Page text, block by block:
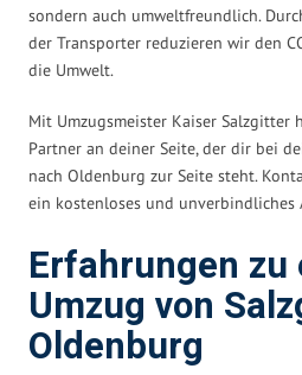
sondern auch umweltfreundlich.
der Transporter reduzieren wir den
die Umwelt.
Mit Umzugsmeister Kaiser Salzgitter
Partner an deiner Seite, der dir bei
nach Oldenburg zur Seite steht.
ein kostenloses und unverbindliches
Erfahrungen zu
Umzug von
Oldenburg